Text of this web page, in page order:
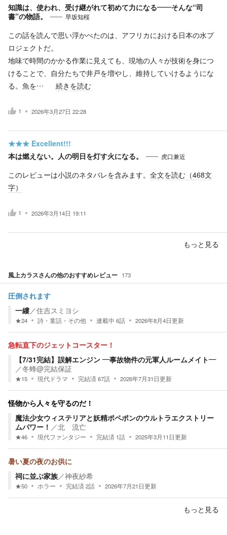
知識は、使われ、受け継がれて初めて力になる――そんな“司
書”の物語。
早坂知桜
この話を読んで思い浮かべたのは、アフリカにおける日本の水プ
ロジェクトだ。
地味で時間のかかる作業に見えても、現地の人々が技術を身につ
けることで、自分たちで井戸を増やし、維持していけるようにな
る。魚を…
続きを読む
1 2026年3月27日 22:28
★★★ Excellent!!!
本は燃えない。人の明日を灯す火になる。
虎口兼近
このレビューは小説のネタバレを含みます。 全文を読む（468文
字）
1 2026年3月14日 19:11
もっと見る
風上カラスさんの他のおすすめレビュー 173
圧倒されます
一縷／住吉スミヨシ
★24 詩・童話・その他 連載中 6話 2026年8月4日更新
急転直下のジェットコースター！
【7/31完結】誤解エンジン ―事故物件の元軍人ルームメイト―
／冬蜂@完結保証
★15 現代ドラマ 完結済67話 2026年7月31日更新
怪物から人々を守るのだ！
魔法少女ウィステリアと妖精ポペポンのウルトラエクストリー
ムパワー！ ／北 流亡
★46 現代ファンタジー 完結済 1話 2025年3月11日更新
暑い夏の夜のお供に
祠に並ぶ家族／神夜紗希
★50 ホラー 完結済2話 2026年7月21日更新
もっと見る